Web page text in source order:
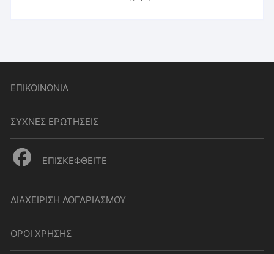
ΕΠΙΚΟΙΝΩΝΙΑ
ΣΥΧΝΕΣ ΕΡΩΤΗΣΕΙΣ
ΕΠΙΣΚΕΦΘΕΙΤΕ
ΔΙΑΧΕΙΡΙΣΗ ΛΟΓΑΡΙΑΣΜΟΥ
ΟΡΟΙ ΧΡΗΣΗΣ